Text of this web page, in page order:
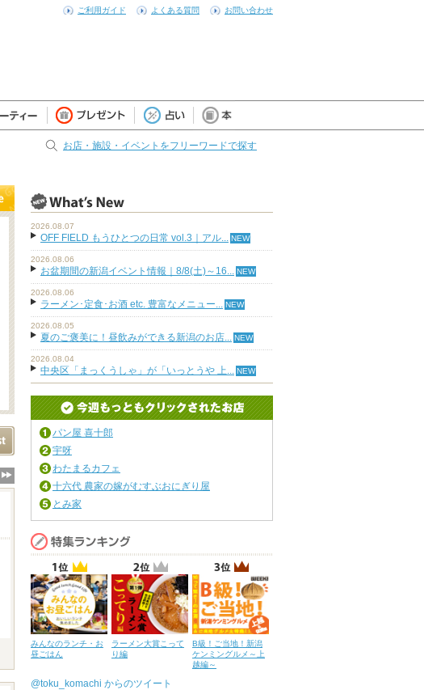
ご利用ガイド よくある質問 お問い合わせ
お店・施設・イベントをフリーワードで探す
2026.08.07
OFF FIELD もうひとつの日常 vol.3｜アル...
2026.08.06
お盆期間の新潟イベント情報｜8/8(土)～16...
2026.08.06
ラーメン･定食･お酒 etc. 豊富なメニュー...
2026.08.05
夏のご褒美に！昼飲みができる新潟のお店...
2026.08.04
中央区「まっくうしゃ」が「いっとうや 上...
パン屋 喜十郎
宇呀
わたまるカフェ
十六代 農家の嫁がむすぶおにぎり屋
とみ家
みんなのランチ・お
昼ごはん
ラーメン大賞こって
り編
B級！ご当地！新潟
ケンミングルメ～上
越編～
@toku_komachi からのツイート